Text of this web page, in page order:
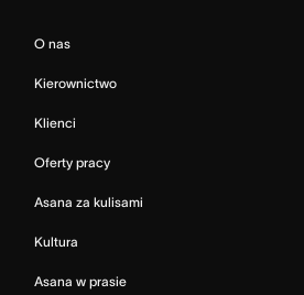
O nas
Kierownictwo
Klienci
Oferty pracy
Asana za kulisami
Kultura
Asana w prasie